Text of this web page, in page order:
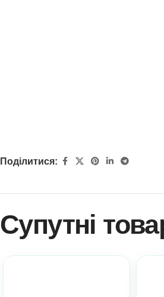
Поділитися:
Супутні